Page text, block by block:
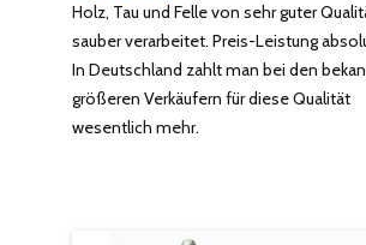
Holz, Tau und Felle von sehr guter
sauber verarbeitet. Preis-Leistung
In Deutschland zahlt man bei den
größeren Verkäufern für diese Qualität
wesentlich mehr.